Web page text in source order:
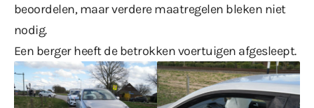
beoordelen, maar verdere maatregelen bleken niet
nodig.
Een berger heeft de betrokken voertuigen afgesleept.